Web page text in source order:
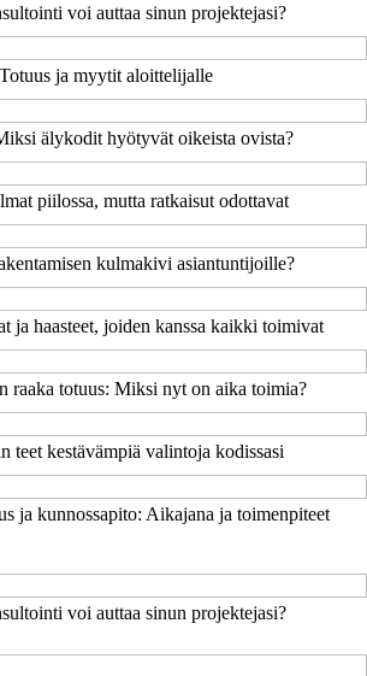
voi auttaa sinun projektejasi?
ja myytit aloittelijalle
älykodit hyötyvät oikeista ovista?
piilossa, mutta ratkaisut odottavat
kulmakivi asiantuntijoille?
ja haasteet, joiden kanssa kaikki toimivat
raaka totuus: Miksi nyt on aika toimia?
teet kestävämpiä valintoja kodissasi
ja kunnossapito: Aikajana ja toimenpiteet
voi auttaa sinun projektejasi?